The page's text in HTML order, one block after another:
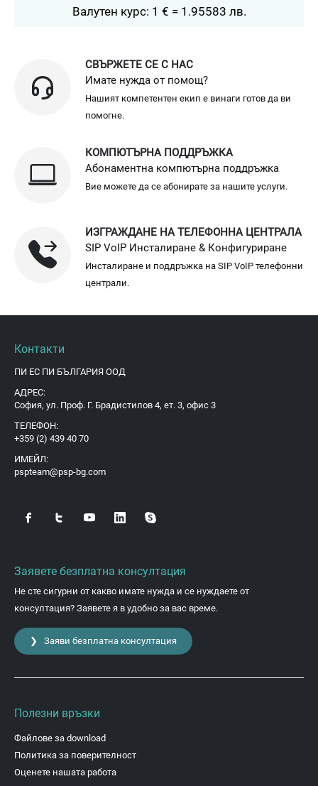
Валутен курс: 1 € = 1.95583 лв.
СВЪРЖЕТЕ СЕ С НАС
Имате нужда от помощ?
Нашият компетентен екип е винаги готов да ви
помогне.
КОМПЮТЪРНА ПОДДРЪЖКА
Абонаментна компютърна поддръжка
Вие можете да се абонирате за нашите услуги.
ИЗГРАЖДАНЕ НА ТЕЛЕФОННА ЦЕНТРАЛА
SIP VoIP Инсталиране & Конфигуриране
Инсталиране и поддръжка на SIP VoIP телефонни
централи.
Контакти
ПИ ЕС ПИ БЪЛГАРИЯ ООД
АДРЕС:
София, ул. Проф. Г. Брадистилов 4, ет. 3, офис 3
ТЕЛЕФОН:
+359 (2) 439 40 70
ИМЕЙЛ:
pspteam@psp-bg.com
Заявете безплатна консултация
Не сте сигурни от какво имате нужда и се нуждаете от
консултация? Заявете я в удобно за вас време.
❯ Заяви безплатна консултация
Полезни връзки
Файлове за download
Политика за поверителност
Оценете нашата работа